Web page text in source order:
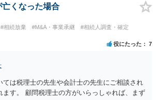
であれば、主張書面とは別で提出できます。も
たくないような資料がある場合、「非開示の希
に提出することも考えられます。 ご質問：書
い方が良い事 回答： お姉さんが申立書の「申
書いている遺産の分け方に対して意見があれ
よいです。 次に「申立ての理由」のところに、
のか(例えば、あかささんと話合いが出来ない／
なった方・あかささん・お姉さん間の事情やい
いると思うので、あかささんから見てそれは違
どのように違うのか、など書くとよいです。 そ
くなった場合
#相続放棄 #M&A・事業承継
#相続人調査・確定
役にたった 7
ては税理士の先生や会計士の先生にご相談され
ます。 顧問税理士の方がいらっしゃれば、まず